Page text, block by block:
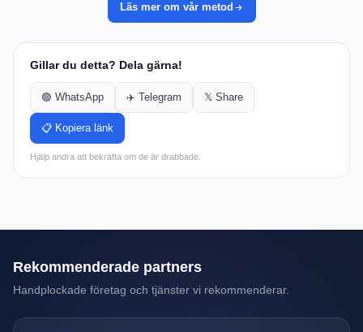
Läs mer om vår metod
Gillar du detta? Dela gärna!
🟢 WhatsApp ✈️ Telegram 𝕏 Share
📋 Kopiera länk
Hjälp andra att bekräfta om de är drabbade.
Rekommenderade partners
Handplockade företag och tjänster vi rekommenderar.